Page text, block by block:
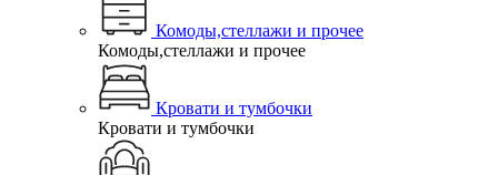
Комоды,стеллажи и прочее
Комоды,стеллажи и прочее
Кровати и тумбочки
Кровати и тумбочки